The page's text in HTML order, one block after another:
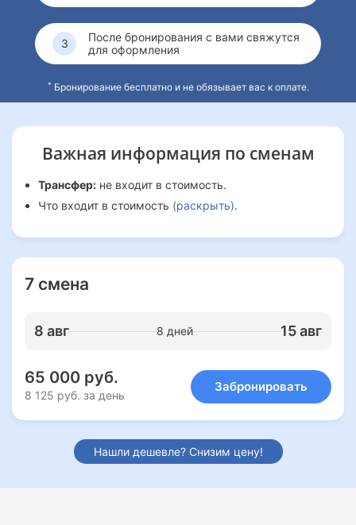
После бронирования с вами свяжутся
для оформления
* Бронирование бесплатно и не обязывает вас к оплате.
Важная информация по сменам
Трансфер: не входит в стоимость.
Что входит в стоимость (раскрыть).
7 смена
8 авг 8 дней 15 авг
65 000 руб.
8 125 руб. за день
Забронировать
Нашли дешевле? Снизим цену!